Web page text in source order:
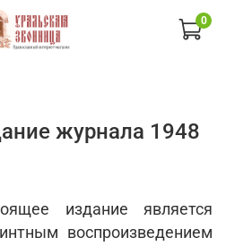
0
журнала 1948
издание является
воспроизведением